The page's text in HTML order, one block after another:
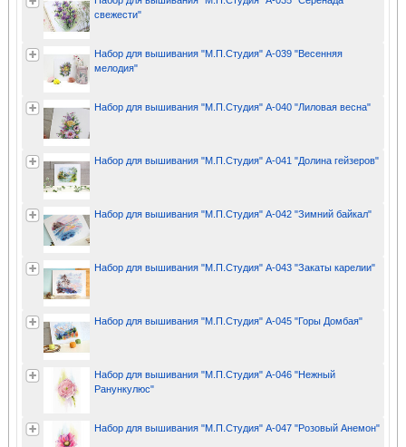
свежести"
Набор для вышивания "М.П.Студия" А-039 "Весенняя
мелодия"
Набор для вышивания "М.П.Студия" А-040 "Лиловая весна"
Набор для вышивания "М.П.Студия" А-041 "Долина гейзеров"
Набор для вышивания "М.П.Студия" А-042 "Зимний байкал"
Набор для вышивания "М.П.Студия" А-043 "Закаты карелии"
Набор для вышивания "М.П.Студия" А-045 "Горы Домбая"
Набор для вышивания "М.П.Студия" А-046 "Нежный
Ранункулюс"
Набор для вышивания "М.П.Студия" А-047 "Розовый Анемон"